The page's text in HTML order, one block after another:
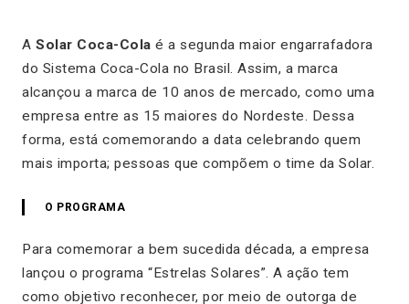
A Solar Coca-Cola é a segunda maior engarrafadora
do Sistema Coca-Cola no Brasil. Assim, a marca
alcançou a marca de 10 anos de mercado, como uma
empresa entre as 15 maiores do Nordeste. Dessa
forma, está comemorando a data celebrando quem
mais importa; pessoas que compõem o time da Solar.
O PROGRAMA
Para comemorar a bem sucedida década, a empresa
lançou o programa “Estrelas Solares”. A ação tem
como objetivo reconhecer, por meio de outorga de